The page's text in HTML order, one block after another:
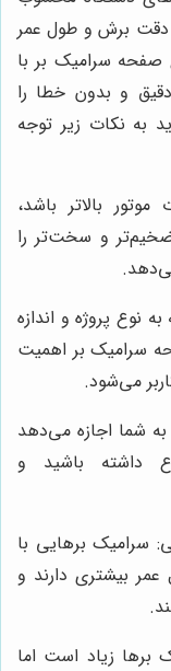
دقت برش و طول عمر
صفحه سرامیک بر با
و بدون خطا را
به نکات زیر توجه
بالاتر باشد،
و سخت‌تر را
نوع پروژه و اندازه
سرامیک بر اهمیت
می‌شود.
به شما اجازه می‌دهد
داشته باشید و
سرامیک برهایی با
بیشتری دارند و
برها زیاد است اما